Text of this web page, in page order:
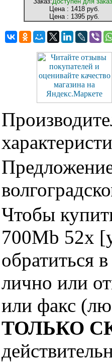
Цена : 1418 руб.
Цена : 1395 руб.
Чтобы
700Mb 52x
лично или
или факс
ТОЛЬКО